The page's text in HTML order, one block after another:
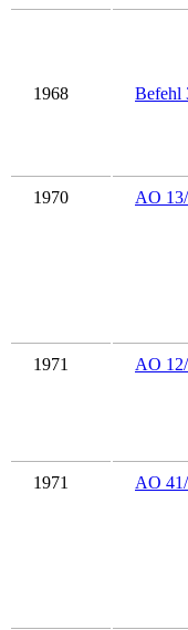
1968 Befehl
1970 AO
1971 AO
1971 AO